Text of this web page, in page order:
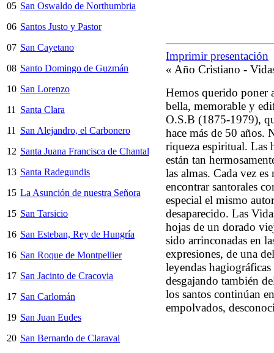
05 San Oswaldo de Northumbria
06 Santos Justo y Pastor
07 San Cayetano
08 Santo Domingo de Guzmán
10 San Lorenzo
11
Santa Clara
11
San Alejandro, el Carbonero
12 Santa Juana Francisca de Chantal
13 Santa Radegundis
15 La Asunción de nuestra Señora
15 San Tarsicio
16 San Esteban, Rey de Hungría
16 San Roque de Montpellier
17 San Jacinto de Cracovia
17 San Carlomán
19 San Juan Eudes
20 San Bernardo de Claraval
Imprimir presentación
« Año Cristiano -
Hemos querido poner
bella, memorable y
O.S.B (1875-1979),
hace más de 50 años.
riqueza espiritual. Las
están tan
las almas. Cada vez
encontrar santorales
especial el mismo
desaparecido. Las
hojas de un dorado
sido arrinconadas en
expresiones, de una
leyendas
desgajando también
los santos continúan
empolvados,